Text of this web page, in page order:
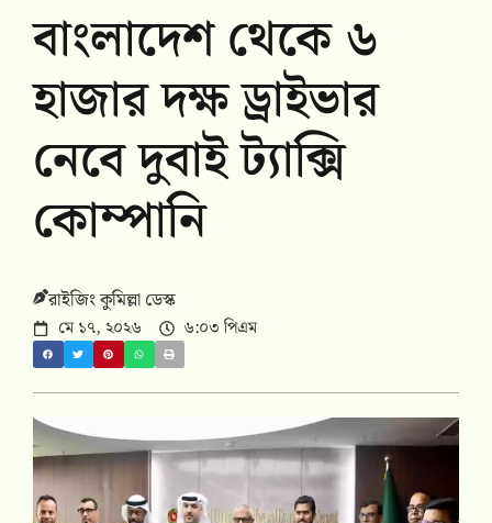
বাংলাদেশ থেকে ৬
হাজার দক্ষ ড্রাইভার
নেবে দুবাই ট্যাক্সি
কোম্পানি
রাইজিং কুমিল্লা ডেস্ক
মে ১৭, ২০২৬ ৬:০৩ পিএম